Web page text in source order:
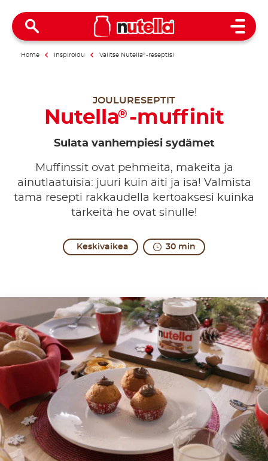
Open
Home Inspiroidu Valitse Nutella®-reseptisi
JOULURESEPTIT
Nutella® -muffinit
Sulata vanhempiesi sydämet
Muffinssit ovat pehmeitä, makeita ja
ainutlaatuisia: juuri kuin äiti ja isä! Valmista
tämä resepti rakkaudella kertoaksesi kuinka
tärkeitä he ovat sinulle!
Keskivaikea 30 min